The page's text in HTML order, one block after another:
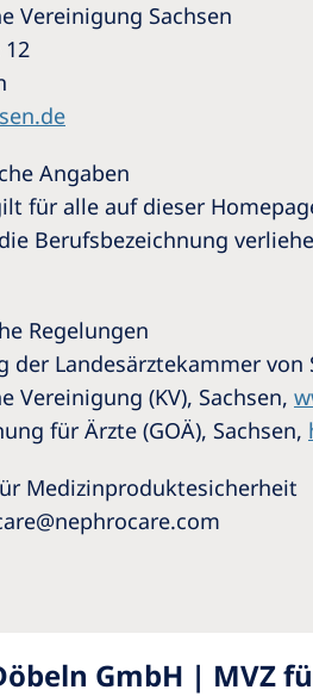
Vereinigung Sachsen
12
Angaben
für alle auf dieser
Berufsbezeichnung
Regelungen
der Landesärztekammer von
Vereinigung (KV), Sachsen,
für Ärzte (GOÄ), Sachsen,
Medizinproduktesicherheit
GmbH | MVZ